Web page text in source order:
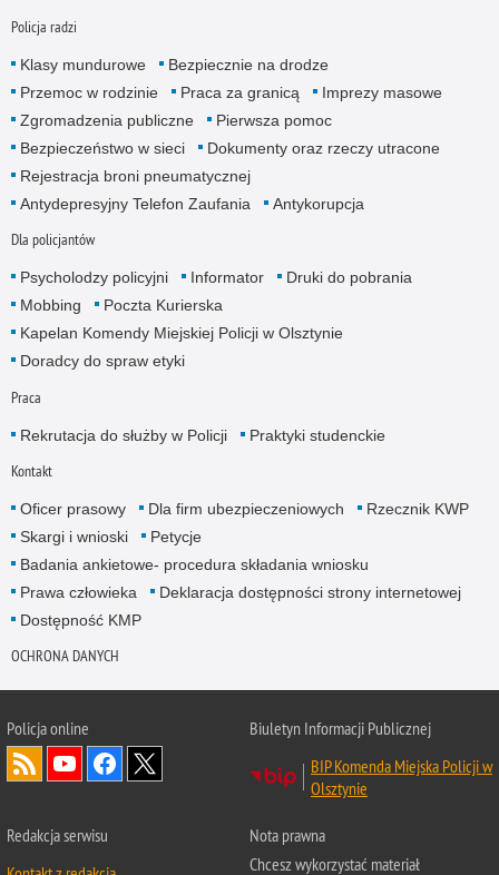
Policja radzi
Klasy mundurowe
Bezpiecznie na drodze
Przemoc w rodzinie
Praca za granicą
Imprezy masowe
Zgromadzenia publiczne
Pierwsza pomoc
Bezpieczeństwo w sieci
Dokumenty oraz rzeczy utracone
Rejestracja broni pneumatycznej
Antydepresyjny Telefon Zaufania
Antykorupcja
Dla policjantów
Psycholodzy policyjni Informator
Druki do pobrania
Mobbing
Poczta Kurierska
Kapelan Komendy Miejskiej Policji w Olsztynie
Doradcy do spraw etyki
Praca
Rekrutacja do służby w Policji Praktyki studenckie
Kontakt
Oficer prasowy Dla firm ubezpieczeniowych
Rzecznik KWP
Skargi i wnioski
Petycje
Badania ankietowe- procedura składania wniosku
Prawa człowieka
Deklaracja dostępności strony internetowej
Dostępność KMP
OCHRONA DANYCH
Policja online
Biuletyn Informacji Publicznej
BIP Komenda Miejska Policji w
Olsztynie
Redakcja serwisu
Nota prawna
Chcesz wykorzystać materiał